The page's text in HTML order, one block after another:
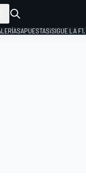
APUESTAS¡SIGUE LA